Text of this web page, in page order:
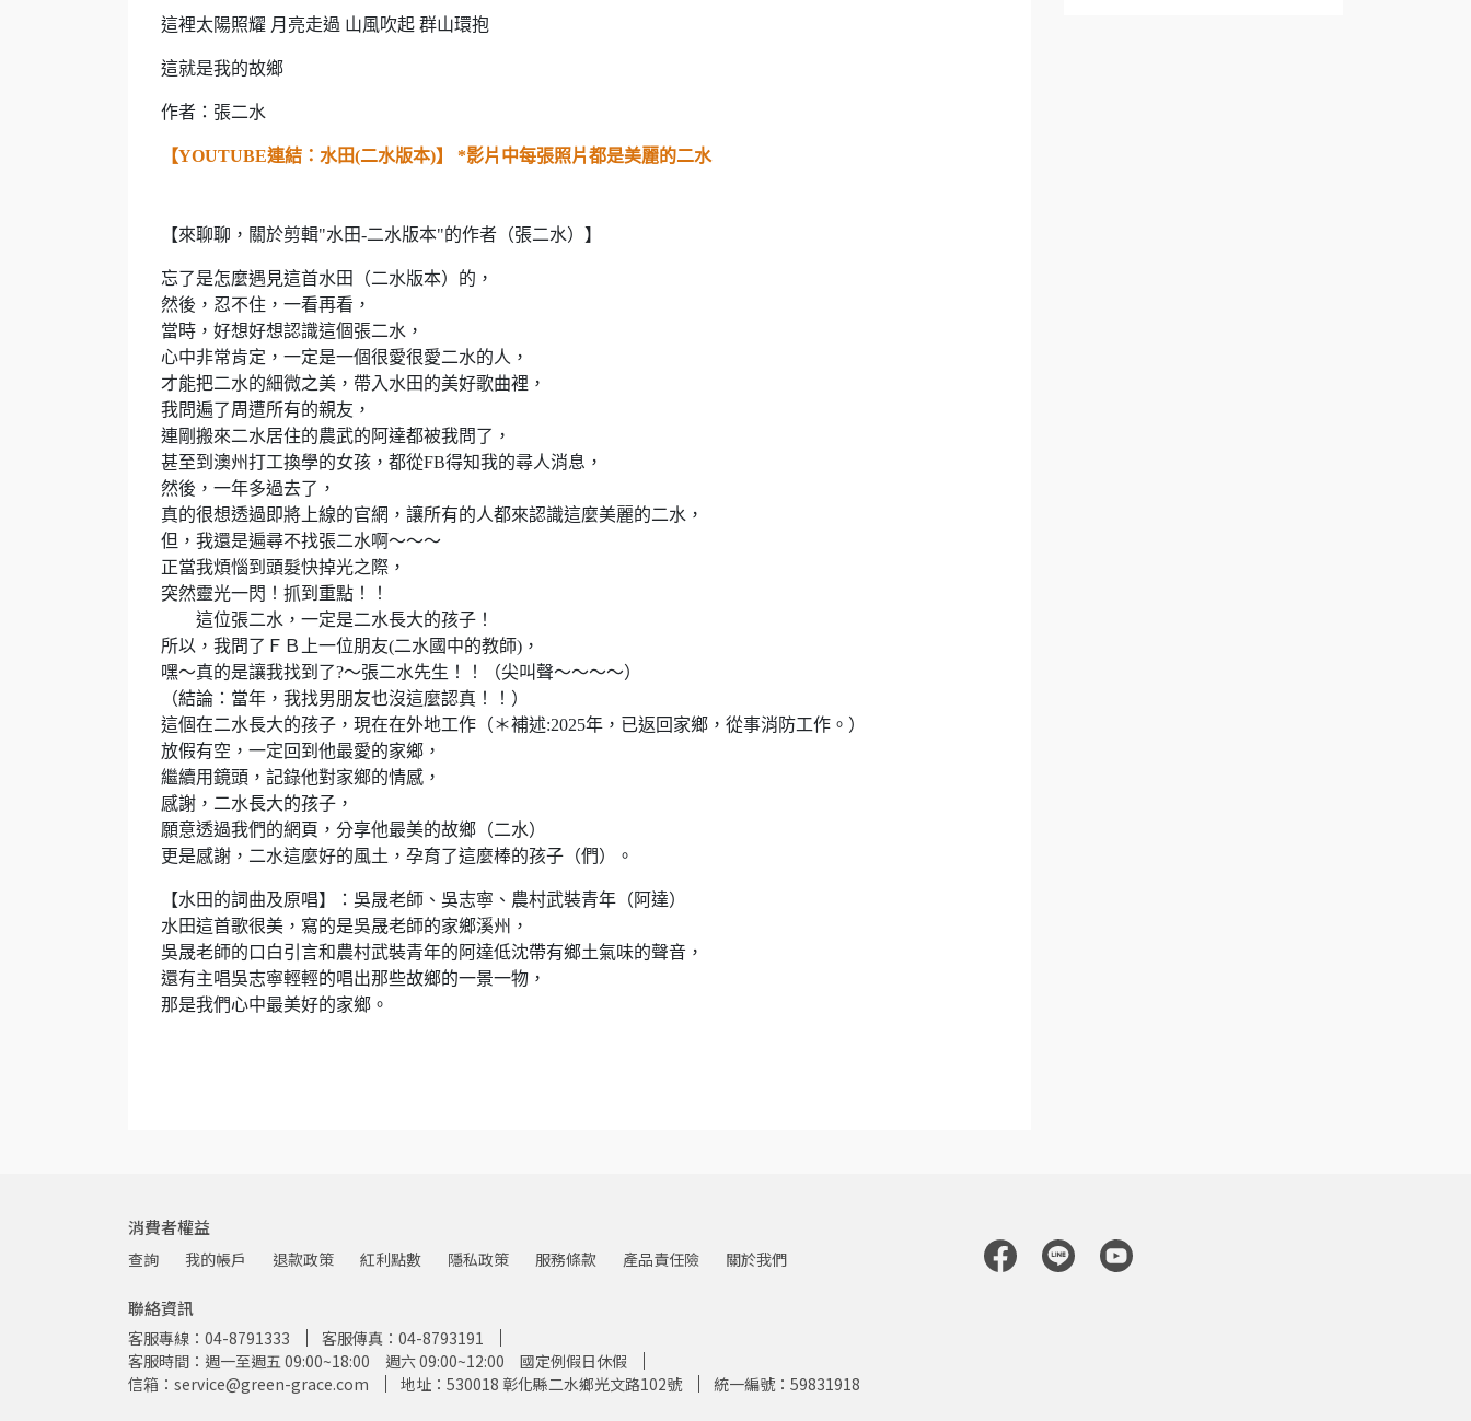
這裡太陽照耀 月亮走過 山風吹起 群山環抱
這就是我的故鄉
作者：張二水
【YOUTUBE連結：水田(二水版本)】 *影片中每張照片都是美麗的二水
【來聊聊，關於剪輯"水田-二水版本"的作者（張二水）】
忘了是怎麼遇見這首水田（二水版本）的，
然後，忍不住，一看再看，
當時，好想好想認識這個張二水，
心中非常肯定，一定是一個很愛很愛二水的人，
才能把二水的細微之美，帶入水田的美好歌曲裡，
我問遍了周遭所有的親友，
連剛搬來二水居住的農武的阿達都被我問了，
甚至到澳州打工換學的女孩，都從FB得知我的尋人消息，
然後，一年多過去了，
真的很想透過即將上線的官網，讓所有的人都來認識這麼美麗的二水，
但，我還是遍尋不找張二水啊～～～
正當我煩惱到頭髮快掉光之際，
突然靈光一閃！抓到重點！！
這位張二水，一定是二水長大的孩子！
所以，我問了ＦＢ上一位朋友(二水國中的教師)，
嘿～真的是讓我找到了?～張二水先生！！（尖叫聲～～～～）
（結論：當年，我找男朋友也沒這麼認真！！）
這個在二水長大的孩子，現在在外地工作（＊補述:2025年，已返回家鄉，從事消防工作。）
放假有空，一定回到他最愛的家鄉，
繼續用鏡頭，記錄他對家鄉的情感，
感謝，二水長大的孩子，
願意透過我們的網頁，分享他最美的故鄉（二水）
更是感謝，二水這麼好的風土，孕育了這麼棒的孩子（們）。
【水田的詞曲及原唱】：吳晟老師、吳志寧、農村武裝青年（阿達）
水田這首歌很美，寫的是吳晟老師的家鄉溪州，
吳晟老師的口白引言和農村武裝青年的阿達低沈帶有鄉土氣味的聲音，
還有主唱吳志寧輕輕的唱出那些故鄉的一景一物，
那是我們心中最美好的家鄉。
消費者權益
查詢 我的帳戶 退款政策 紅利點數 隱私政策 服務條款 產品責任險 關於我們
聯絡資訊
客服專線：04-8791333
客服傳真：04-8793191
客服時間：週一至週五 09:00~18:00 週六 09:00~12:00 國定例假日休假
信箱：service@green-grace.com
地址：530018 彰化縣二水鄉光文路102號 統一編號：59831918